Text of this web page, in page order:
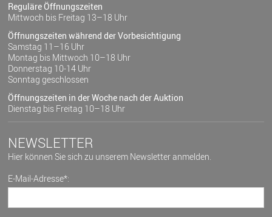
Reguläre Öffnungszeiten
Mittwoch bis Freitag 13–18 Uhr
Öffnungszeiten während der Vorbesichtigung
Samstag 11–16 Uhr
Montag bis Mittwoch 10–18 Uhr
Donnerstag 10-14 Uhr
Sonntag geschlossen
Öffnungszeiten in der Woche nach der Auktion
Dienstag bis Freitag 10–18 Uhr
NEWSLETTER
Hier können Sie sich zu unserem Newsletter anmelden.
E-Mail-Adresse*: